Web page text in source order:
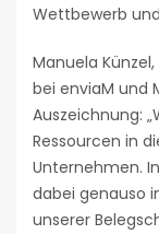
Wettbewerb
Manuela
bei enviaM und
Auszeichnung:
Ressourcen in
Unternehmen.
dabei genauso
unserer